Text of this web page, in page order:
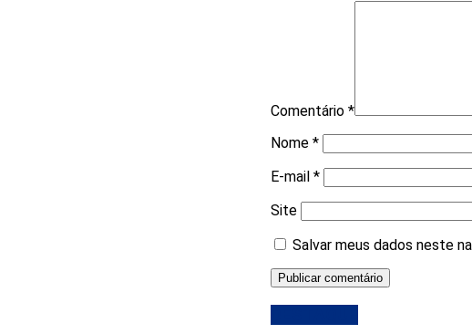
Comentário *
Nome *
E-mail *
Site
Salvar meus dados neste